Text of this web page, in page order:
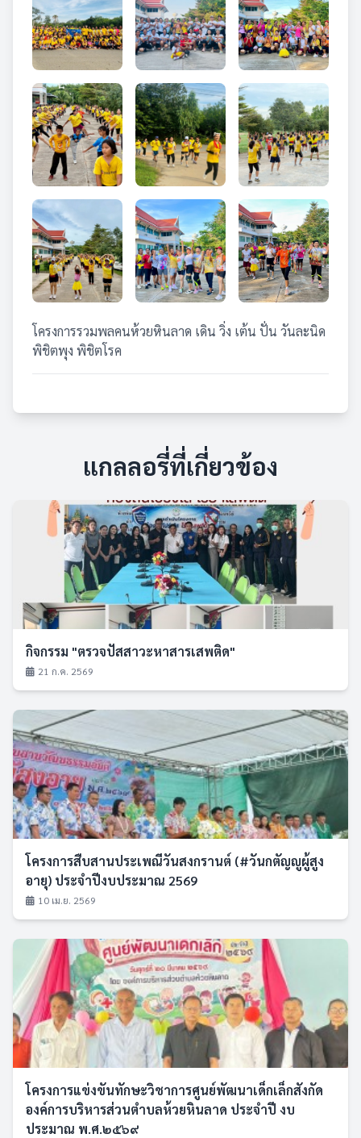
โครงการรวมพลคนห้วยหินลาด เดิน วิ่ง เต้น ปั่น วันละนิด
พิชิตพุง พิชิตโรค
แกลลอรี่ที่เกี่ยวข้อง
กิจกรรม "ตรวจปัสสาวะหาสารเสพติด"
21 ก.ค. 2569
โครงการสืบสานประเพณีวันสงกรานต์ (#วันกตัญญูผู้สูง
อายุ) ประจำปีงบประมาณ 2569
10 เม.ย. 2569
โครงการแข่งขันทักษะวิชาการศูนย์พัฒนาเด็กเล็กสังกัด
องค์การบริหารส่วนตำบลห้วยหินลาด ประจำปี งบ
ประมาณ พ.ศ.๒๕๖๙